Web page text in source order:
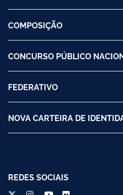
COMPOSIÇÃO
CONCURSO PÚBLICO
FEDERATIVO
NOVA CARTEIRA DE
REDES SOCIAIS